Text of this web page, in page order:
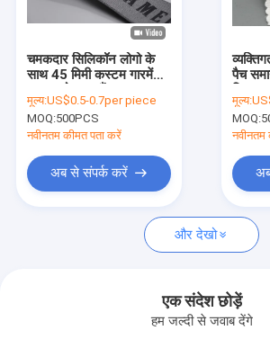
हमारे बारे में
गुणवत्ता नियंत्रण
हमसे संपर्क करें
समाचार
चमकदार सिलिकॉन लोगो के
साथ 45 मिमी कस्टम गारमेंट्स
मूल्य:US$0.5-0.7per piece
MOQ:500PCS
नवीनतम कीमत पता करें
अब से संपर्क करें
पैच
मूल्य:
MOQ:
नवीनतम
और देखो
एक संदेश छोड़ें
हम जल्दी से जवाब देंगे